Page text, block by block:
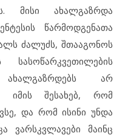
მისი ახალგაზრდა
წარმოდგენათა
ძალუძს, შთააგონოს
არ
იმის შესახებ, რომ
და რომ ისინი უნდა
ვარსკვლავები მაინც